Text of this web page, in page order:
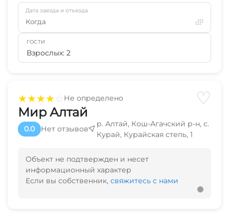
★★★★☆Не определено ♡
Мир Алтай
0.0 Нет отзывов
р. Алтай, Кош-Агачский р-н, с.
Курай, Курайская степь, 1
Объект не подтвержден и несет
информационный характер
Если вы собственник, свяжитесь с нами
Дата заезда и отъезда
Когда
ГОСТИ
Взрослых: 2